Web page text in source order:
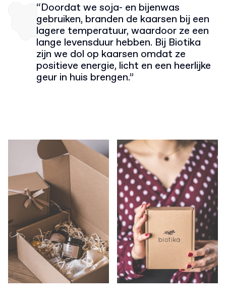
“Doordat we soja- en bijenwas
gebruiken, branden de kaarsen bij een
lagere temperatuur, waardoor ze een
lange levensduur hebben. Bij Biotika
zijn we dol op kaarsen omdat ze
positieve energie, licht en een heerlijke
geur in huis brengen.”